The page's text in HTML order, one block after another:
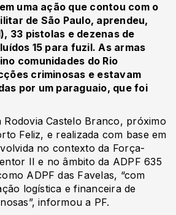
uma ação que contou com o
de São Paulo, aprendeu,
33 pistolas e dezenas de
15 para fuzil. As armas
comunidades do Rio
criminosas e estavam
por um paraguaio, que foi
Castelo Branco, próximo
Feliz, e realizada com base em
no contexto da Força-
II e no âmbito da ADPF 635
ADPF das Favelas, “com
logística e financeira de
informou a PF.